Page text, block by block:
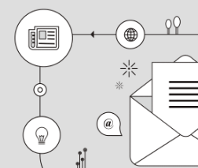
삼겹살의 새로운 정의 367하우스 포트폴리오